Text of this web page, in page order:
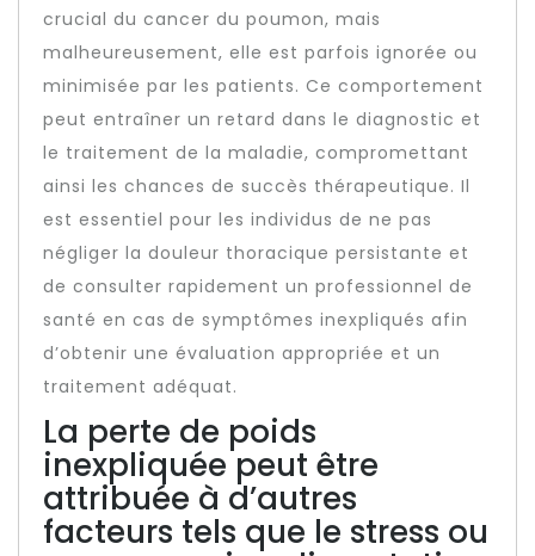
crucial du cancer du poumon, mais
malheureusement, elle est parfois ignorée ou
minimisée par les patients. Ce comportement
peut entraîner un retard dans le diagnostic et
le traitement de la maladie, compromettant
ainsi les chances de succès thérapeutique. Il
est essentiel pour les individus de ne pas
négliger la douleur thoracique persistante et
de consulter rapidement un professionnel de
santé en cas de symptômes inexpliqués afin
d’obtenir une évaluation appropriée et un
traitement adéquat.
La perte de poids
inexpliquée peut être
attribuée à d’autres
facteurs tels que le stress ou